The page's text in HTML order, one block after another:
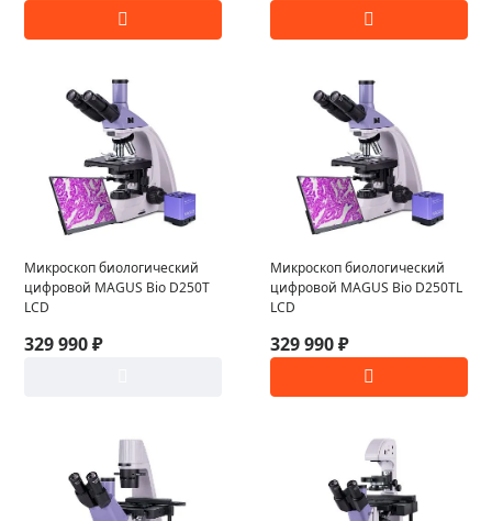
Микроскоп биологический
цифровой MAGUS Bio D250T
LCD
329 990 ₽
Микроскоп биологический
цифровой MAGUS Bio D250TL
LCD
329 990 ₽